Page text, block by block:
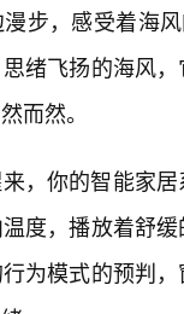
步，感受着海
绪飞扬的海风
而然。
，你的智能家
度，播放着舒
为模式的预判